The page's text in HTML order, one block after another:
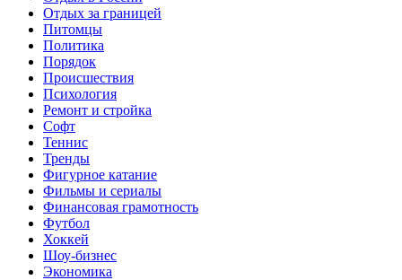
Отдых за границей
Питомцы
Политика
Порядок
Происшествия
Психология
Ремонт и стройка
Софт
Теннис
Тренды
Фигурное катание
Фильмы и сериалы
Финансовая грамотность
Футбол
Хоккей
Шоу-бизнес
Экономика